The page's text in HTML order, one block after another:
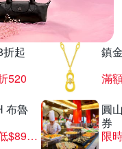
折起
520
鎮
滿
布魯
全網最低$8999
圓
券
限